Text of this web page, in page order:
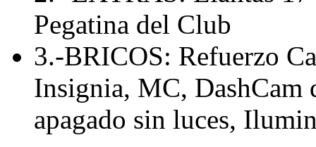
Pegatina del Club
3.-BRICOS: Refuerzo
Insignia, MC, DashCam
apagado sin luces,